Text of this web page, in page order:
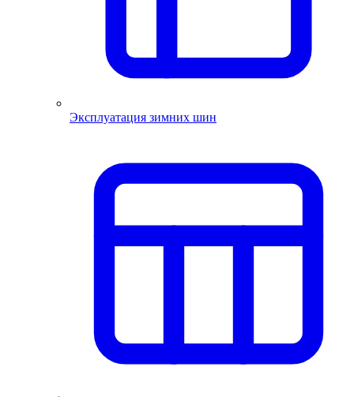
Эксплуатация зимних шин